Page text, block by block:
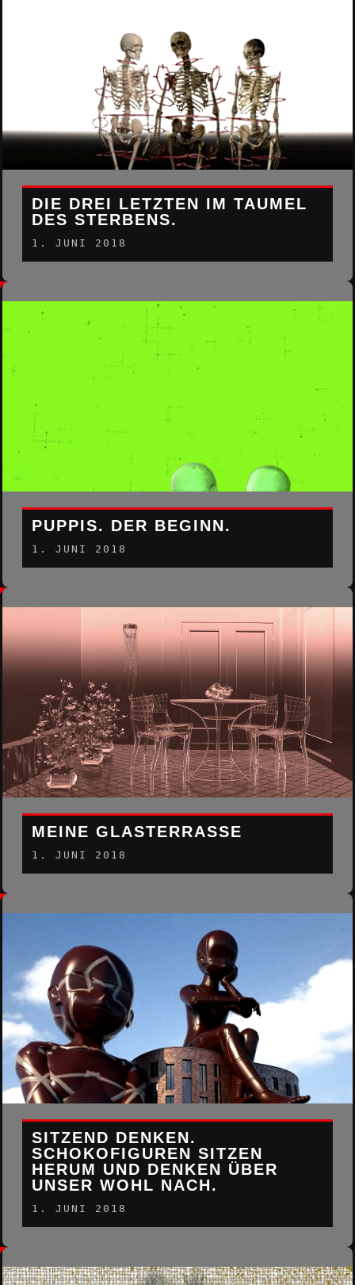
DIE DREI LETZTEN IM TAUMEL
DES STERBENS.
1. JUNI 2018
PUPPIS. DER BEGINN.
1. JUNI 2018
MEINE GLASTERRASSE
1. JUNI 2018
SITZEND DENKEN.
SCHOKOFIGUREN SITZEN
HERUM UND DENKEN ÜBER
UNSER WOHL NACH.
1. JUNI 2018